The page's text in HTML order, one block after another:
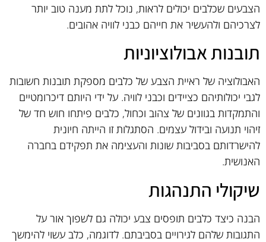
הצבעים שכלבים יכולים לראות, נוכל לתת מענה טוב יותר
לצרכיהם ולהעשיר את חייהם כבני לוויה אהובים.
תובנות אבולוציוניות
האבולוציה של ראיית הצבע של כלבים מספקת תובנות חשובות
לגבי יכולותיהם כציידים וכבני לוויה. על ידי היותם דיכרומטיים
והתמקדות בגוונים של צהוב וכחול, כלבים פיתחו חוש חד של
זיהוי תנועה ובידול עצמים. הסתגלות זו הייתה חיונית
להישרדותם בסביבות שונות והעצימה את תפקידם בחברה
האנושית.
שיקולי התנהגות
הבנה כיצד כלבים תופסים צבע יכולה גם לשפוך אור על
התגובות שלהם לגירויים בסביבתם. לדוגמה, כלב עשוי להימשך